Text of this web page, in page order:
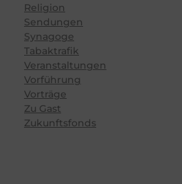
Religion
Sendungen
Synagoge
Tabaktrafik
Veranstaltungen
Vorführung
Vorträge
Zu Gast
Zukunftsfonds